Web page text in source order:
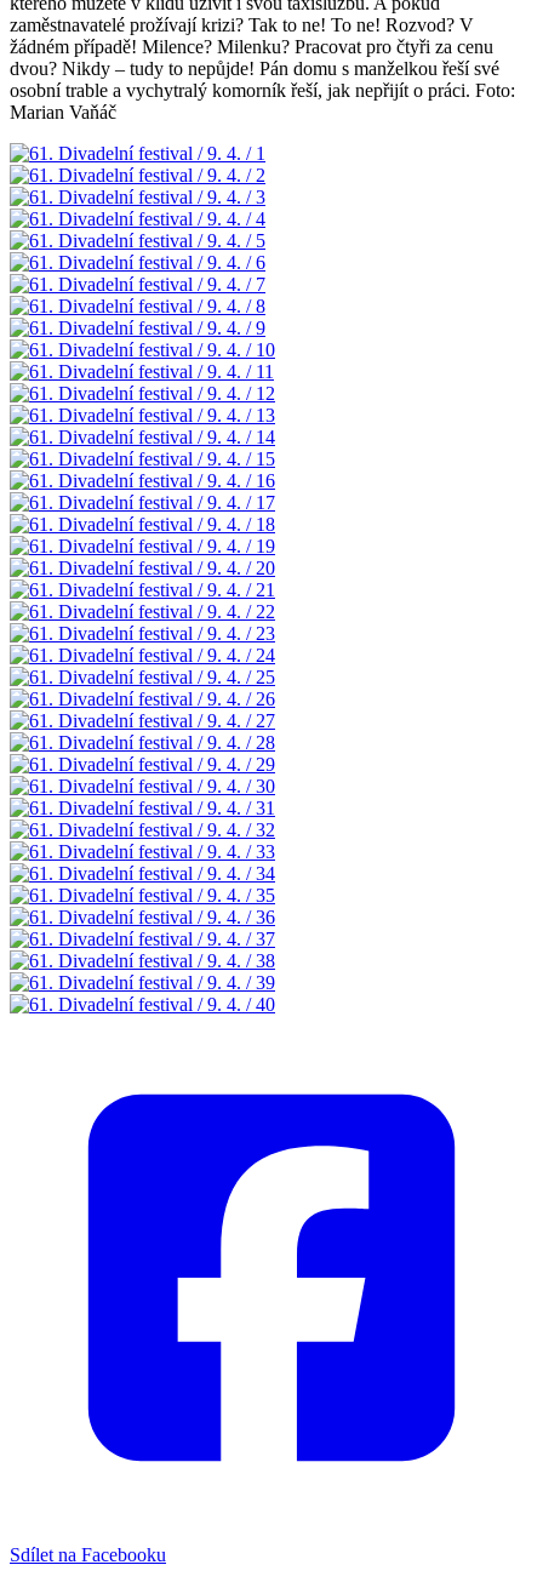
zaměstnavatelé prožívají krizi? Tak to ne! To ne! Rozvod? V
žádném případě! Milence? Milenku? Pracovat pro čtyři za cenu
dvou? Nikdy – tudy to nepůjde! Pán domu s manželkou řeší své
osobní trable a vychytralý komorník řeší, jak nepřijít o práci. Foto:
Marian Vaňáč
Sdílet na Facebooku